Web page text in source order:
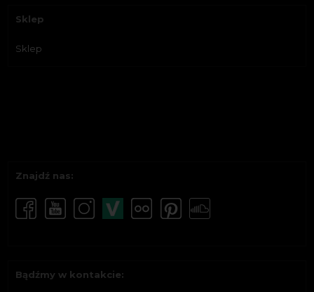
Sklep
Sklep
Znajdź nas:
Bądźmy w kontakcie: